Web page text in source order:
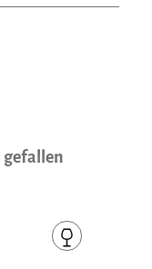
überspringen
gefallen